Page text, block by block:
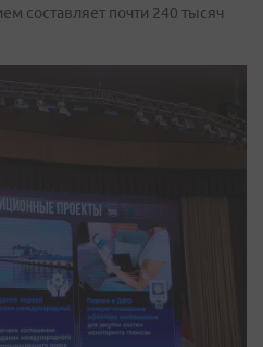
составляет почти 240 тысяч